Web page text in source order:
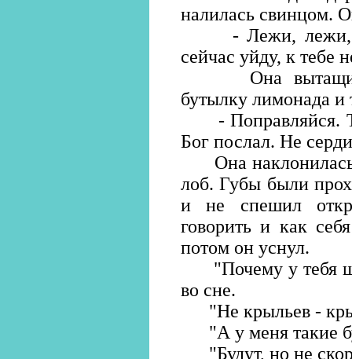
налилась свинцом.
- Лежи, лежи, -
сейчас уйду, к тебе
Она вытащила
бутылку лимонада и
- Поправляйся.
Бог послал. Не
Она наклонилась
лоб. Губы были
и не спешил
говорить и как
потом он уснул.
"Почему у тебя
во сне.
"Не крыльев -
"А у меня такие
"Будут, но не